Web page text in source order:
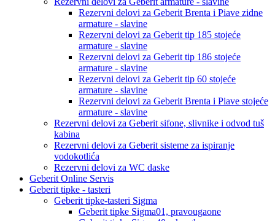
Rezervni delovi za Geberit Brenta i Piave zidne
armature - slavine
Rezervni delovi za Geberit tip 185 stojeće
armature - slavine
Rezervni delovi za Geberit tip 186 stojeće
armature - slavine
Rezervni delovi za Geberit tip 60 stojeće
armature - slavine
Rezervni delovi za Geberit Brenta i Piave stojeće
armature - slavine
Rezervni delovi za Geberit sifone, slivnike i odvod tuš
kabina
Rezervni delovi za Geberit sisteme za ispiranje
vodokotlića
Rezervni delovi za WC daske
Geberit Online Servis
Geberit tipke - tasteri
Geberit tipke-tasteri Sigma
Geberit tipke Sigma01, pravougaone